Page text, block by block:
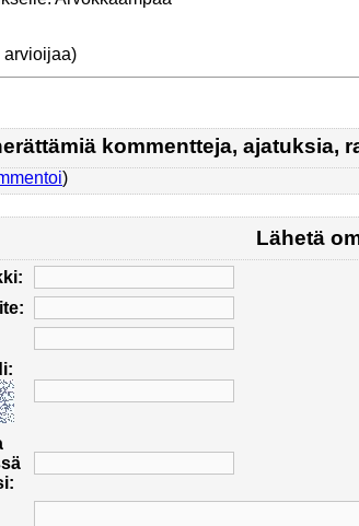
arvioijaa)
kommentteja, ajatuksia,
)
Lähetä